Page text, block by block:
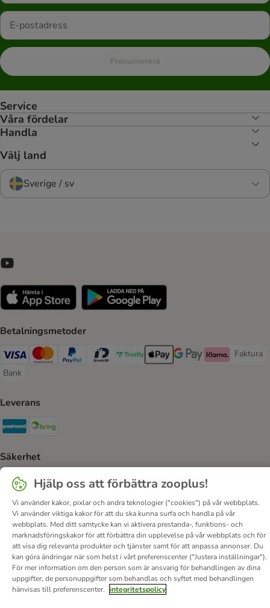
Prenumerera
Service
Våra fördelar
Handla
Välj land
Sverige / sv
Betalningsmetoder
Visa Payment Method
Mastercard Payment Method
PayPal Payment Method
BankID Payment Method
Trustly Payment Method
Apple Pay Payment Method
Googple Pay Payment
Klarna Payment
Faktura
Faktura
Bank
Bank Payment Method
Leverans
Postnord Shipping Method
Säkerhet
Security Security
Om oss Karriär Corporate Website
Om företaget
Villkor
DSA Ångra avtalet här Betalningssätt
Leverans
Dataskydd
Tillgänglighetspolicy
Hjälp oss att förbättra zooplus!
Vi använder kakor, pixlar och andra teknologier ("cookies") på vår webbplats.
Vi använder viktiga kakor för att du ska kunna surfa och handla på vår
webbplats. Med ditt samtycke kan vi aktivera prestanda-, funktions- och
marknadsföringskakor för att förbättra din upplevelse på vår webbplats och för
att visa dig relevanta produkter och tjänster samt för att anpassa annonser. Du
kan göra ändringar när som helst i vårt preferenscenter ("Justera inställningar").
För mer information om den person som är ansvarig för behandlingen av dina
uppgifter, de personuppgifter som behandlas och syftet med behandlingen
hänvisas till preferenscenter. integritetspolicy